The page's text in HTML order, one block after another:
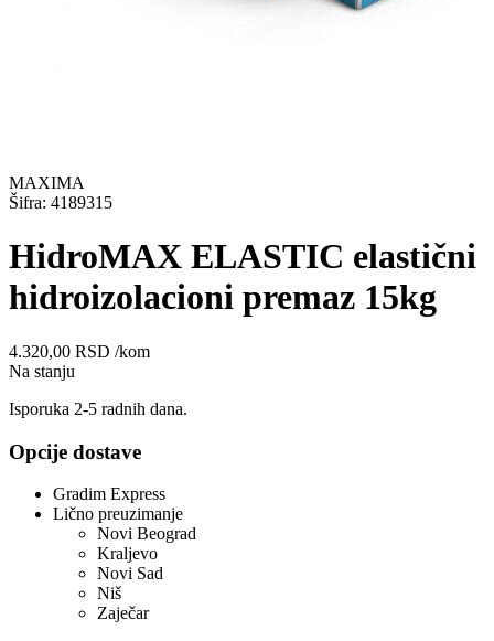
MAXIMA
Šifra: 4189315
HidroMAX ELASTIC elastični
hidroizolacioni premaz 15kg
4.320,00 RSD /kom
Na stanju
Isporuka 2-5 radnih dana.
Opcije dostave
Gradim Express
Lično preuzimanje
Novi Beograd
Kraljevo
Novi Sad
Niš
Zaječar